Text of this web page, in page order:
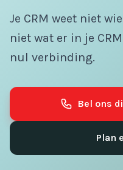
Je CRM weet niet
niet wat er in je
nul verbinding.
Bel ons
Plan